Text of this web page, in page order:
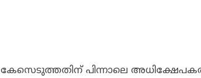
കേസെടുത്തതിന് പിന്നാലെ